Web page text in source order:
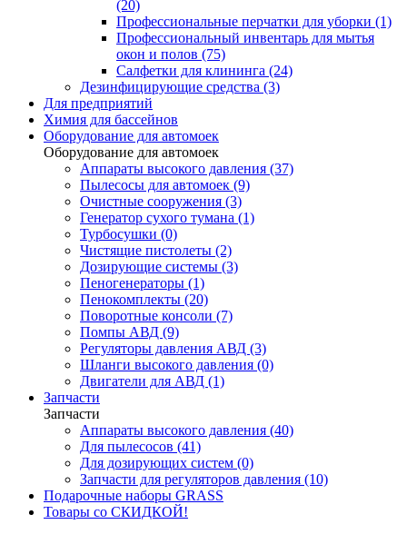
(20)
Профессиональные перчатки для уборки (1)
Профессиональный инвентарь для мытья
окон и полов (75)
Салфетки для клининга (24)
Дезинфицирующие средства (3)
Для предприятий
Химия для бассейнов
Оборудование для автомоек
Оборудование для автомоек
Аппараты высокого давления (37)
Пылесосы для автомоек (9)
Очистные сооружения (3)
Генератор сухого тумана (1)
Турбосушки (0)
Чистящие пистолеты (2)
Дозирующие системы (3)
Пеногенераторы (1)
Пенокомплекты (20)
Поворотные консоли (7)
Помпы АВД (9)
Регуляторы давления АВД (3)
Шланги высокого давления (0)
Двигатели для АВД (1)
Запчасти
Запчасти
Аппараты высокого давления (40)
Для пылесосов (41)
Для дозирующих систем (0)
Запчасти для регуляторов давления (10)
Подарочные наборы GRASS
Товары со СКИДКОЙ!